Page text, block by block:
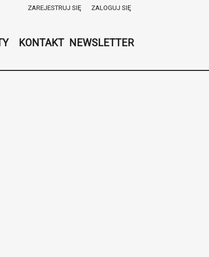
ZAREJESTRUJ SIĘ ZALOGUJ SIĘ
0,00
KONTAKT NEWSLETTER